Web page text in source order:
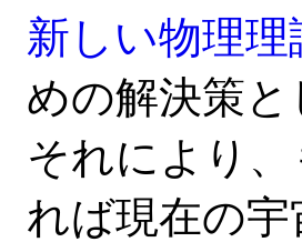
新しい物理理
めの解決策と
それにより
れば現在の